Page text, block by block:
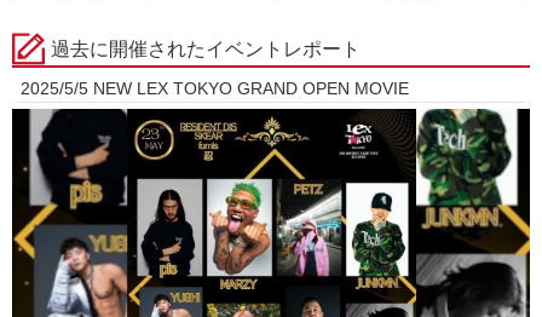
過去に開催されたイベントレポート
2025/5/5 NEW LEX TOKYO GRAND OPEN MOVIE